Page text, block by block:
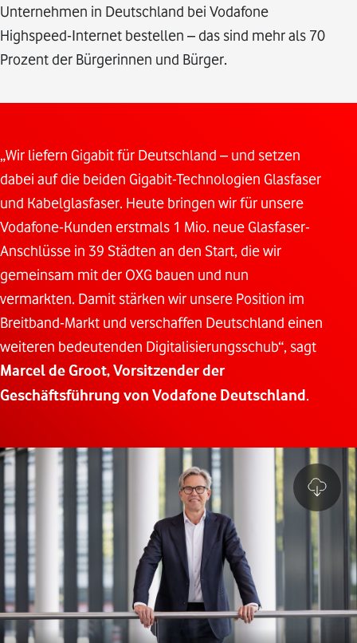
Unternehmen in Deutschland bei Vodafone
Highspeed-Internet bestellen – das sind mehr als 70
Prozent der Bürgerinnen und Bürger.
„Wir liefern Gigabit für Deutschland – und setzen
dabei auf die beiden Gigabit-Technologien Glasfaser
und Kabelglasfaser. Heute bringen wir für unsere
Vodafone-Kunden erstmals 1 Mio. neue Glasfaser-
Anschlüsse in 39 Städten an den Start, die wir
gemeinsam mit der OXG bauen und nun
vermarkten. Damit stärken wir unsere Position im
Breitband-Markt und verschaffen Deutschland einen
weiteren bedeutenden Digitalisierungsschub“, sagt
Marcel de Groot, Vorsitzender der
Geschäftsführung von Vodafone Deutschland.